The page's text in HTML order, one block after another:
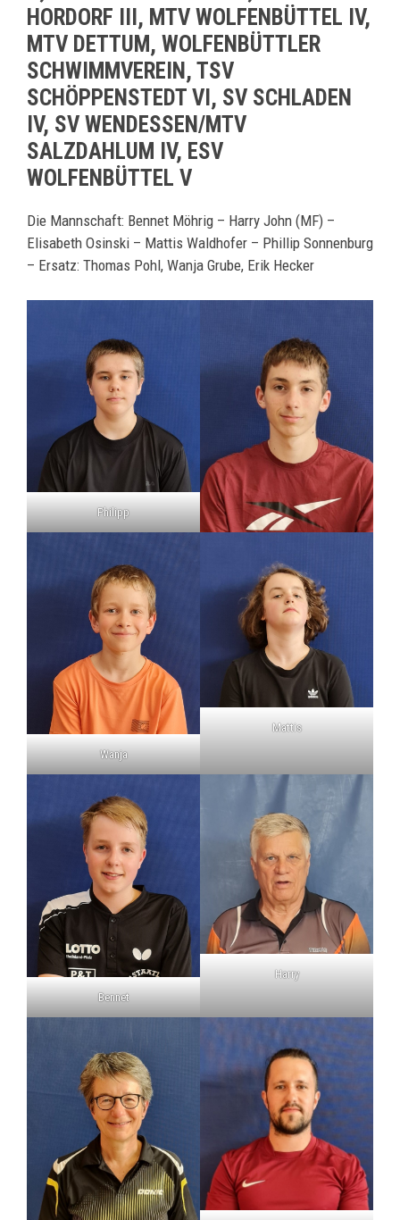
ORDORF III, MTV WOLFENBÜTTEL IV, M
TV DETTUM, WOLFENBÜTTLER S
CHWIMMVEREIN, TSV S
CHÖPPENSTEDT VI, SV SCHLADEN I
V, SV WENDESSEN/MTV S
ALZDAHLUM IV, ESV W
OLFENBÜTTEL V
Die Mannschaft: Bennet Möhrig – Harry John (MF) –
Elisabeth Osinski – Mattis Waldhofer – Phillip Sonnenburg
– Ersatz: Thomas Pohl, Wanja Grube, Erik Hecker
Philipp
Wanja
Mattis
Bennet
Harry